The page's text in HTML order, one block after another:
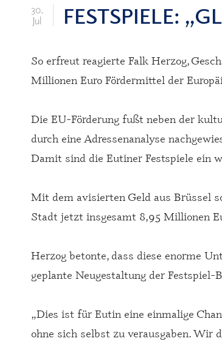
30.
Jul
FESTSPIELE:
So erfreut reagierte Falk Herzog,
Millionen Euro Fördermittel der
Die EU-Förderung fußt neben der
durch eine Adressenanalyse
Damit sind die Eutiner Festspiele ein
Mit dem avisierten Geld aus Brüssel
Stadt jetzt insgesamt 8,95 Millionen
Herzog betonte, dass diese enorme
geplante Neugestaltung der
„Dies ist für Eutin eine einmalige
ohne sich selbst zu verausgaben. Wir